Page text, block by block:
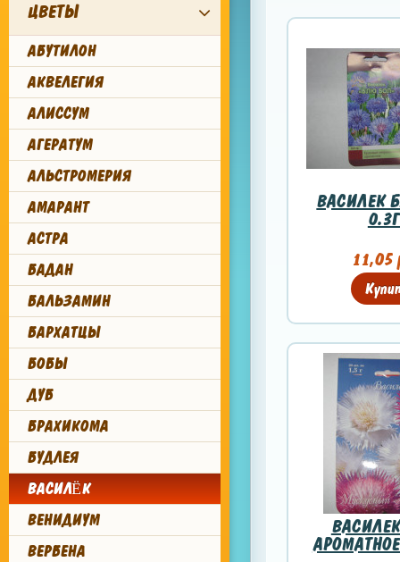
ЦВЕТЫ
АБУТИЛОН
АКВЕЛЕГИЯ
АЛИССУМ
АГЕРАТУМ
АЛЬСТРОМЕРИЯ
АМАРАНТ
АСТРА
БАДАН
БАЛЬЗАМИН
БАРХАТЦЫ
БОБЫ
ДУБ
БРАХИКОМА
БУДЛЕЯ
ВАСИЛЁК
ВЕНИДИУМ
ВЕРБЕНА
ВАСИЛЕК
11,05